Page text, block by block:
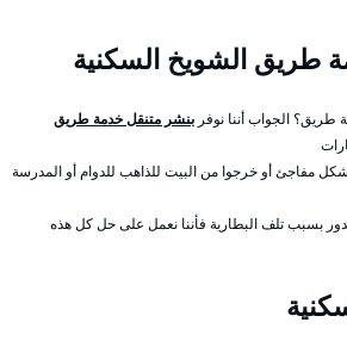
طريق الشويخ السكنية
الجواب أننا نوفر بنشر متنقل خدمة طريق
مفاجئ أو خرجوا من البيت للذاهب للدوام أو المدرسة
بسبب تلف البطارية فأننا نعمل على حل كل هذه